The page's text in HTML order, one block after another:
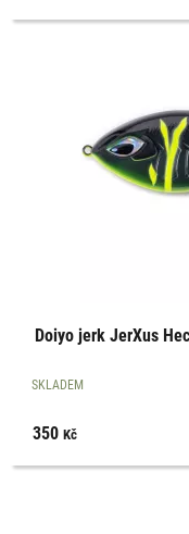
Doiyo jerk JerXus
SKLADEM
350Kč